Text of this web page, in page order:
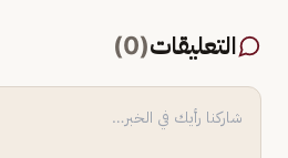
التعليقات(
0
)